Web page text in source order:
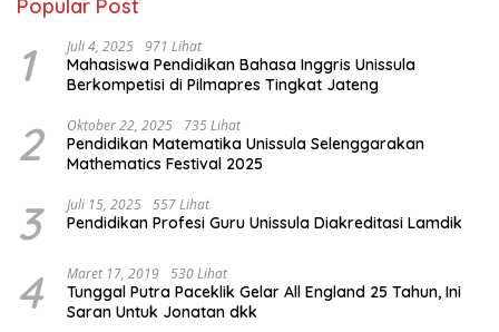
Popular Post
1 Juli 4, 2025 971 Lihat
Mahasiswa Pendidikan Bahasa Inggris Unissula
Berkompetisi di Pilmapres Tingkat Jateng
2 Oktober 22, 2025 735 Lihat
Pendidikan Matematika Unissula Selenggarakan
Mathematics Festival 2025
3 Juli 15, 2025 557 Lihat
Pendidikan Profesi Guru Unissula Diakreditasi Lamdik
4 Maret 17, 2019 530 Lihat
Tunggal Putra Paceklik Gelar All England 25 Tahun, Ini
Saran Untuk Jonatan dkk